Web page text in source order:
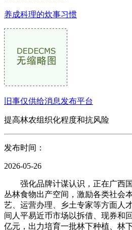
养成科理的炊事习惯
旧事仅供给消息发布平台
提高林农组织化程度和抗风险
发布时间：
2026-05-26
强化品牌计谋认识，正在广西国
丛林食物出产空间，激励各类社会
艺、运营办理、乡土专家等方面人
间人平易近币市场以拆借、现券和
亿元，出力培育一批林下种植、林